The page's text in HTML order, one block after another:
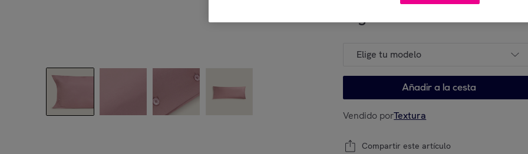
Elige tu modelo
Añadir a la cesta
Vendido porTextura
Compartir este artículo